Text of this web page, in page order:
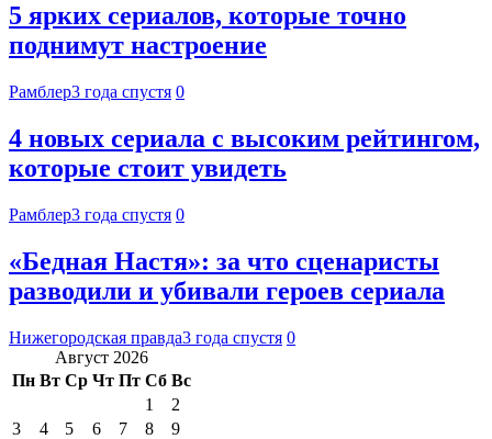
5 ярких сериалов, которые точно
поднимут настроение
Рамблер3 года спустя 0
4 новых сериала с высоким рейтингом,
которые стоит увидеть
Рамблер3 года спустя 0
«Бедная Настя»: за что сценаристы
разводили и убивали героев сериала
Нижегородская правда3 года спустя 0
Август 2026
Пн Вт Ср Чт Пт Сб Вс
1
2
3
4 5 6 7 8
9